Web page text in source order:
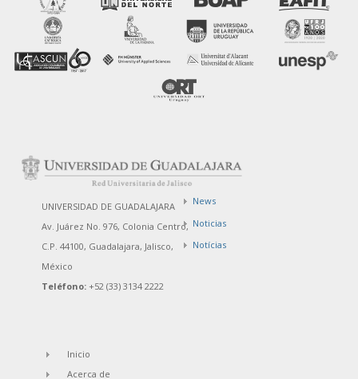
UNIVERSIDAD DE GUADALAJARA
Av. Juárez No. 976, Colonia Centro,
C.P. 44100, Guadalajara, Jalisco,
México
Teléfono: +52 (33) 3134 2222
News
Noticias
Notícias
Inicio
Acerca de